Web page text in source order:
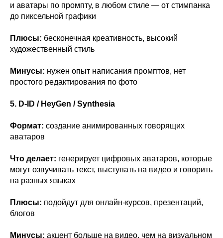
и аватары по промпту, в любом стиле — от стимпанка
до пиксельной графики
Плюсы: бесконечная креативность, высокий
художественный стиль
Минусы: нужен опыт написания промптов, нет
простого редактирования по фото
5. D-ID / HeyGen / Synthesia
Формат: создание анимированных говорящих
аватаров
Что делает: генерирует цифровых аватаров, которые
могут озвучивать текст, выступать на видео и говорить
на разных языках
Плюсы: подойдут для онлайн-курсов, презентаций,
блогов
Минусы: акцент больше на видео, чем на визуальном